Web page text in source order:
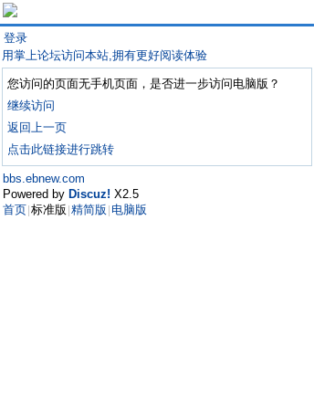
登录
用掌上论坛访问本站,拥有更好阅读体验
您访问的页面无手机页面，是否进一步访问电脑版？
继续访问
返回上一页
点击此链接进行跳转
bbs.ebnew.com
Powered by Discuz! X2.5
首页 标准版 精简版 电脑版